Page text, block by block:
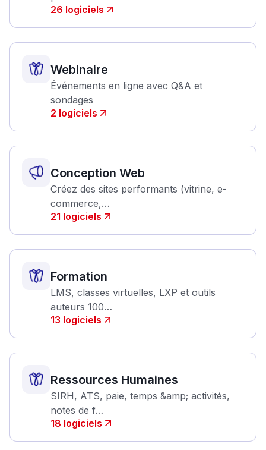
26 logiciels
Webinaire
Événements en ligne avec Q&A et
sondages
2 logiciels
Conception Web
Créez des sites performants (vitrine, e-
commerce,…
21 logiciels
Formation
LMS, classes virtuelles, LXP et outils
auteurs 100…
13 logiciels
Ressources Humaines
SIRH, ATS, paie, temps &amp; activités,
notes de f…
18 logiciels